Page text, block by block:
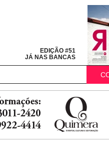
EDIÇÃO #51
JÁ NAS BANCAS